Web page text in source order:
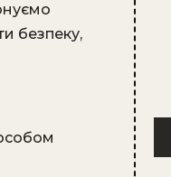
безпеку,